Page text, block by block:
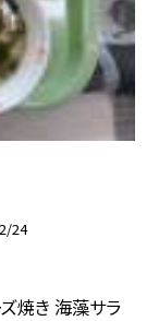
24
焼き 海藻サラ